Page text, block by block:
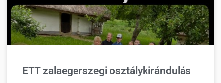
ETT zalaegerszegi osztálykirándulás